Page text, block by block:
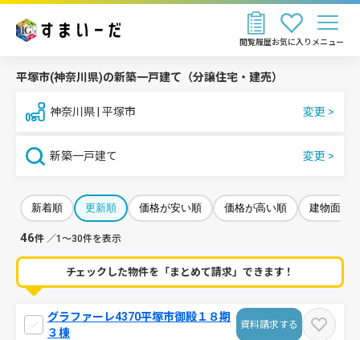
お気に入り
閲覧履歴 メニュー
平塚市(神奈川県)の新築一戸建て（分譲住宅・建売）
神奈川県 | 平塚市
新築一戸建て
新着順 更新順 価格が安い順 価格が高い順 建物面積
46件 ／1～30件を表示
チェックした物件を「まとめて請求」できます！
グラファーレ4370平塚市御殿１８期
３棟
資料請求する